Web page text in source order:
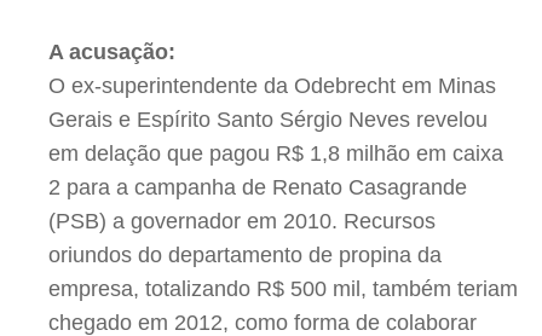
A acusação:
O ex-superintendente da Odebrecht em Minas
Gerais e Espírito Santo Sérgio Neves revelou
em delação que pagou R$ 1,8 milhão em caixa
2 para a campanha de Renato Casagrande
(PSB) a governador em 2010. Recursos
oriundos do departamento de propina da
empresa, totalizando R$ 500 mil, também teriam
chegado em 2012, como forma de colaborar